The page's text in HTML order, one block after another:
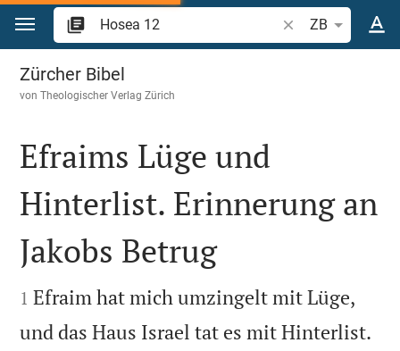
Zum Inhalt springen
Bibelstelle oder
ZB
Hosea 12
Zürcher Bibel
vonTheologischer Verlag Zürich

Efraims Lüge und
Hinterlist. Erinnerung an
Jakobs Betrug

1 Efraim hat mich umzingelt mit Lüge,
und das Haus Israel tat es mit Hinterlist.